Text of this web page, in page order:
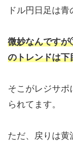
ドル円日足は青
微妙なんです
のトレンドは下
そこがレジサポ
られてます。
ただ、戻りは黄